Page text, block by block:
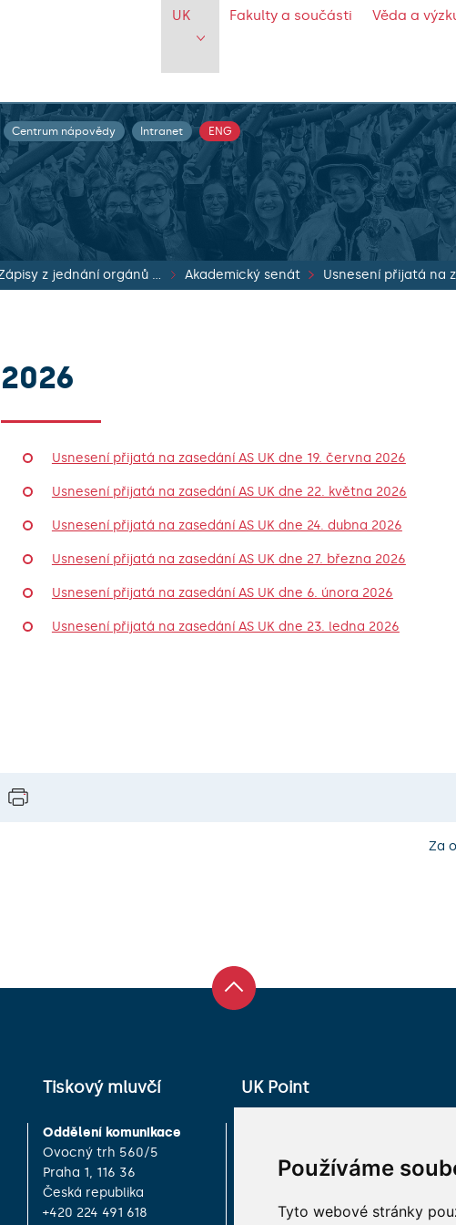
Používáme
Tyto webové stránky
UK Fakulty a součásti Věda a
Centrum nápovědy Intranet ENG
Zápisy z jednání orgánů UK Akademický senát
2026
Usnesení přijatá na zasedání AS UK dne 19. června 2026
Usnesení přijatá na zasedání AS UK dne 22. května 2026
Usnesení přijatá na zasedání AS UK dne 24. dubna 2026
Usnesení přijatá na zasedání AS UK dne 27. března 2026
Usnesení přijatá na zasedání AS UK dne 6. února 2026
Usnesení přijatá na zasedání AS UK dne 23. ledna 2026
Za
Tiskový mluvčí
Oddělení komunikace
Ovocný trh 560/5
Praha 1, 116 36
Česká republika
+420 224 491 618
UK Point
Praha 1, 116 36
+420 224 491 850